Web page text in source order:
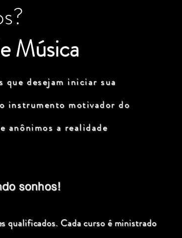
Música
que desejam iniciar sua
instrumento motivador do
anônimos a realidade
sonhos!
qualificados. Cada curso é ministrado